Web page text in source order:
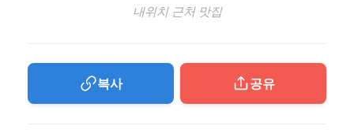
내위치 근처 맛집
복사 공유